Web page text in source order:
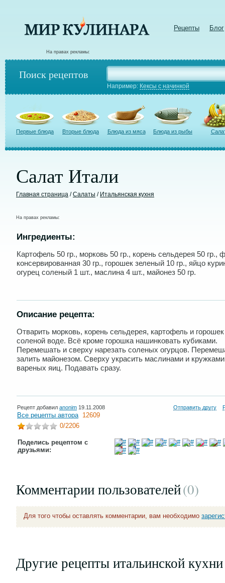
Рецепты Блог
На правах рекламы:
Поиск рецептов
Например: Кексы с начинкой
Первые блюда Вторые блюда Блюда из мяса Блюда из рыбы
Салат Итали
Главная страница /Салаты / Итальянская кухня
На правах рекламы:
Ингредиенты:
Картофель 50 гр., морковь 50 гр., корень сельдерея 50 гр.,
консервированная 30 гр., горошек зеленый 10 гр., яйцо
огурец соленый 1 шт., маслина 4 шт., майонез 50 гр.
Описание рецепта:
Отварить морковь, корень сельдерея, картофель и
соленой воде. Всё кроме горошка нашинковать кубиками.
Перемешать и сверху нарезать соленых огурцов.
залить майонезом. Сверху украсить маслинами и кружками
вареных яиц. Подавать сразу.
Рецепт добавил anonim 19.11.2008 Отправить другу
Все рецепты автора 12609
0/2206
Поделись рецептом с
друзьями:
Комментарии пользователей(0)
Для того чтобы оставлять комментарии, вам необходимо
Другие рецепты итальинской кухни